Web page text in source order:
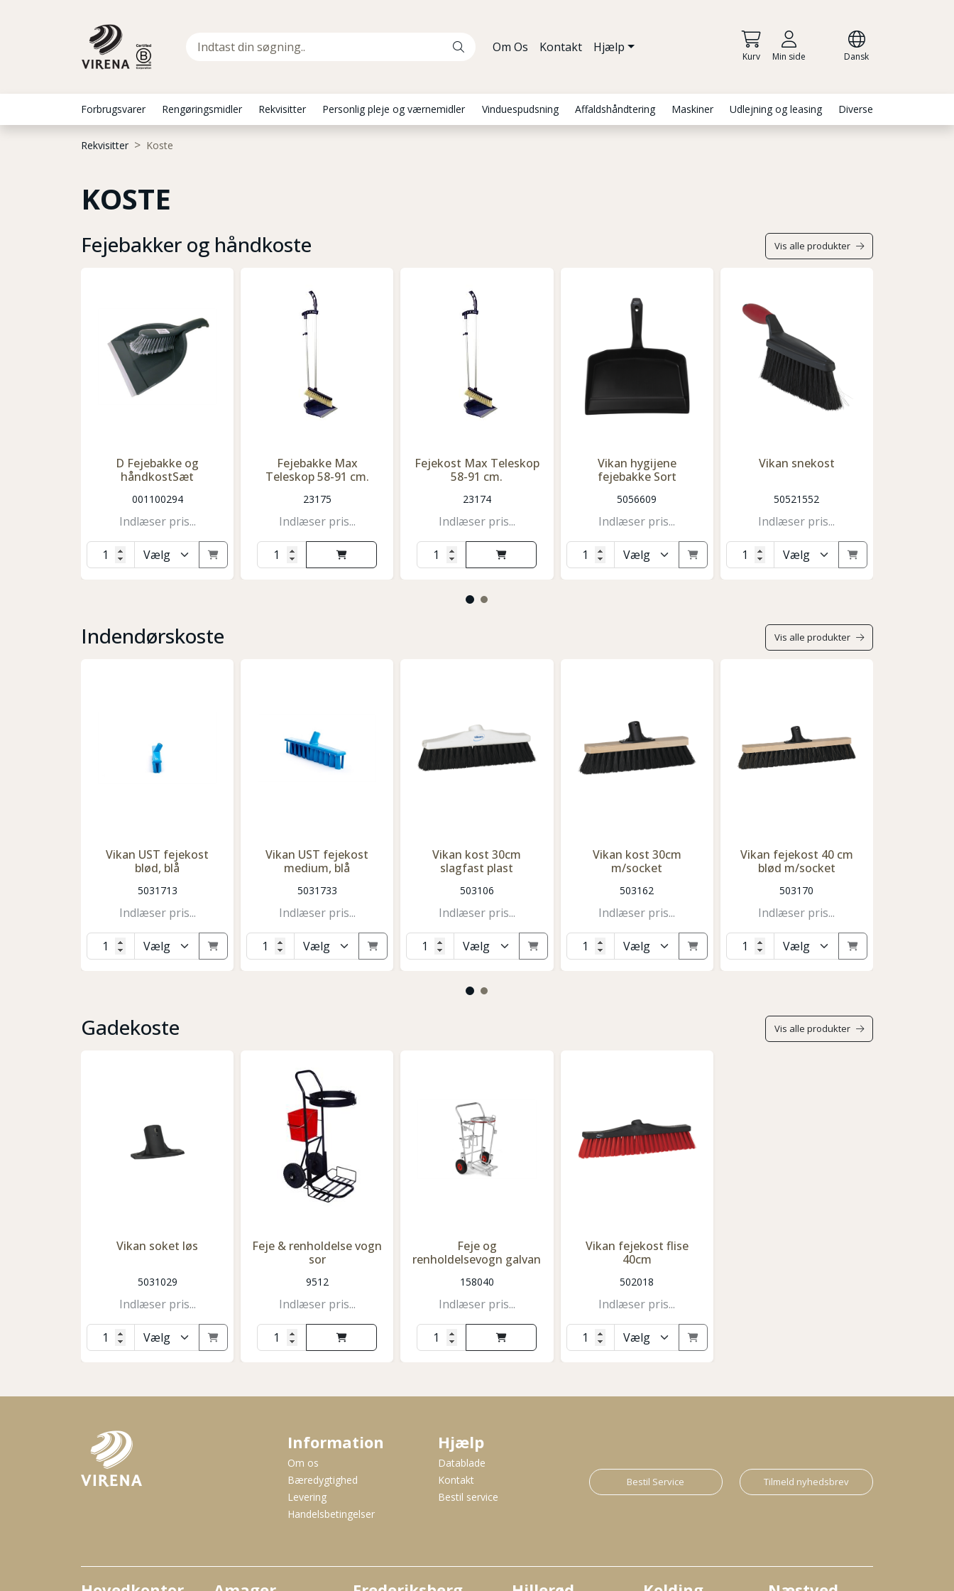
Om Os Kontakt Hjælp
Kurv Min side Dansk
Forbrugsvarer Rengøringsmidler Rekvisitter Personlig pleje og værnemidler Vinduespudsning Affaldshåndtering Maskiner Udlejning og leasing Diverse
Rekvisitter Koste
KOSTE
Fejebakker og håndkoste Vis alle produkter
D Fejebakke og
håndkostSæt
001100294
Indlæser pris...
Fejebakke Max
Teleskop 58-91 cm.
23175
Indlæser pris...
Fejekost Max Teleskop
58-91 cm.
23174
Indlæser pris...
Vikan hygijene
fejebakke Sort
5056609
Indlæser pris...
Vikan snekost
50521552
Indlæser pris...
Indendørskoste Vis alle produkter
Vikan UST fejekost
blød, blå
5031713
Indlæser pris...
Vikan UST fejekost
medium, blå
5031733
Indlæser pris...
Vikan kost 30cm
slagfast plast
503106
Indlæser pris...
Vikan kost 30cm
m/socket
503162
Indlæser pris...
Vikan fejekost 40 cm
blød m/socket
503170
Indlæser pris...
Gadekoste Vis alle produkter
Vikan soket løs
5031029
Indlæser pris...
Feje & renholdelse vogn
sor
9512
Indlæser pris...
Feje og
renholdelsevogn galvan
158040
Indlæser pris...
Vikan fejekost flise
40cm
502018
Indlæser pris...
Information
Om os
Bæredygtighed
Levering
Handelsbetingelser
Hjælp
Datablade
Kontakt
Bestil service
Bestil Service Tilmeld nyhedsbrev